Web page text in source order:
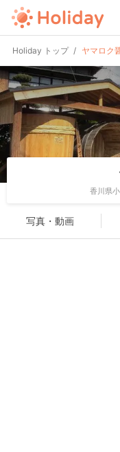
Holiday トップ ヤマロク
香川県
写真・動画